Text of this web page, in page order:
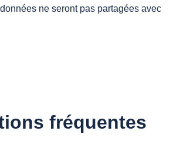
ne seront pas partagées avec
fréquentes